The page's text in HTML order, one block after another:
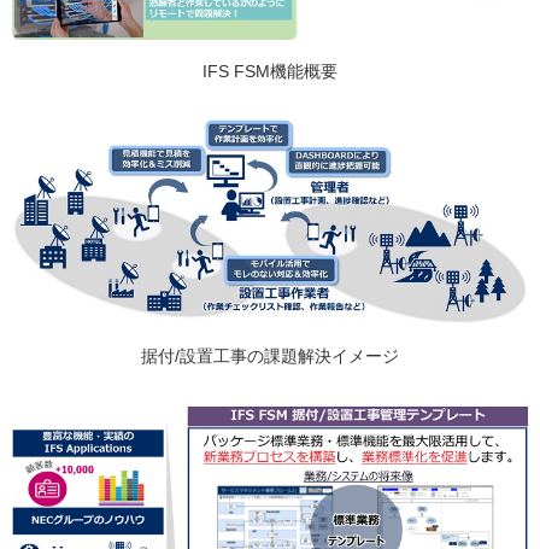
IFS FSM機能概要
据付/設置工事の課題解決イメージ